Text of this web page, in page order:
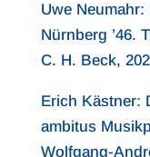
Uwe
Nürnberg ’46.
C. H. Beck,
Erich Kästner:
ambitus
Wolfgang-